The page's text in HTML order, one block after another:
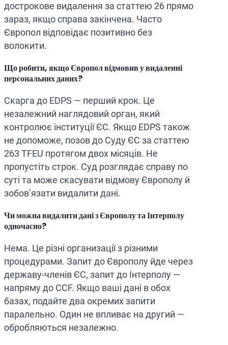
дострокове видалення за статтею 26 прямо
зараз, якщо справа закінчена. Часто
Європол відповідає позитивно без
волокити.
Що робити, якщо Європол відмовив у видаленні
персональних даних?
Скарга до EDPS — перший крок. Це
незалежний наглядовий орган, який
контролює інституції ЄС. Якщо EDPS також
не допоможе, позов до Суду ЄС за статтею
263 TFEU протягом двох місяців. Не
пропустіть строк. Суд розглядає справу по
суті та може скасувати відмову Європолу й
зобов’язати видалити дані.
Чи можна видалити дані з Європолу та Інтерполу
одночасно?
Нема. Це різні организації з різними
процедурами. Запит до Європолу йде через
державу-членів ЄС, запит до Інтерполу —
напряму до CCF. Якщо ваші дані в обох
базах, подайте два окремих запити
паралельно. Один не впливає на другий —
обробляються незалежно.